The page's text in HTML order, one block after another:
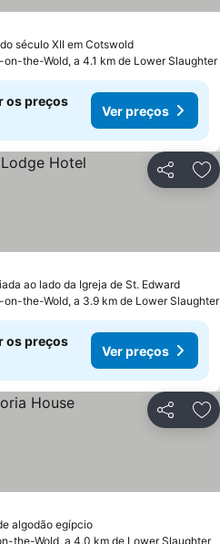
século XII em CotswoldVer preços
the-Wold, a 4.1 km de Lower Slaughter
os preços
Ver preços
Partilhar
ao lado da Igreja de St. EdwardVer
the-Wold, a 3.9 km de Lower Slaughter
os preços
Ver preços
Partilhar
algodão egípcioVer preços
the-Wold, a 4.0 km de Lower Slaughter